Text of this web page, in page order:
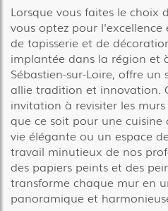
Lorsque vous faites le choix
vous optez pour
de tapisserie et de
implantée dans la région et
Sébastien-sur-Loire, offre
allie tradition et innovation.
invitation à revisiter les
que ce soit pour une cuisine
vie élégante ou un espace
travail minutieux de nos
des papiers peints et des
transforme chaque mur en
panoramique et